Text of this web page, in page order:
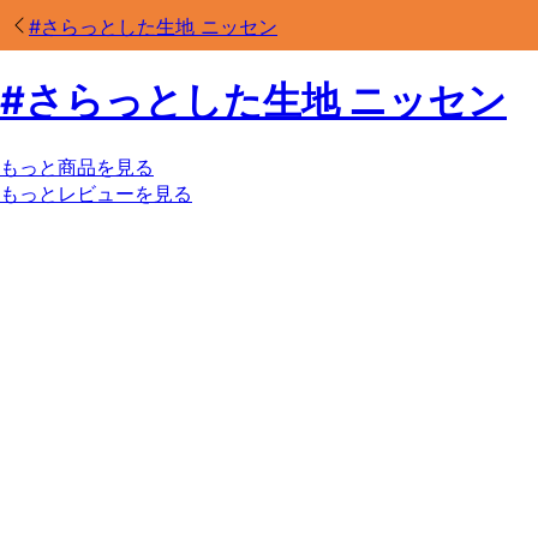
#さらっとした生地 ニッセン
#さらっとした生地 ニッセン
もっと商品を見る
もっとレビューを見る